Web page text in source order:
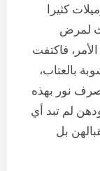
كثيرا
لمرض
فاكتفت
بالعتاب،
نور بهذه
لم تبد أي
بل